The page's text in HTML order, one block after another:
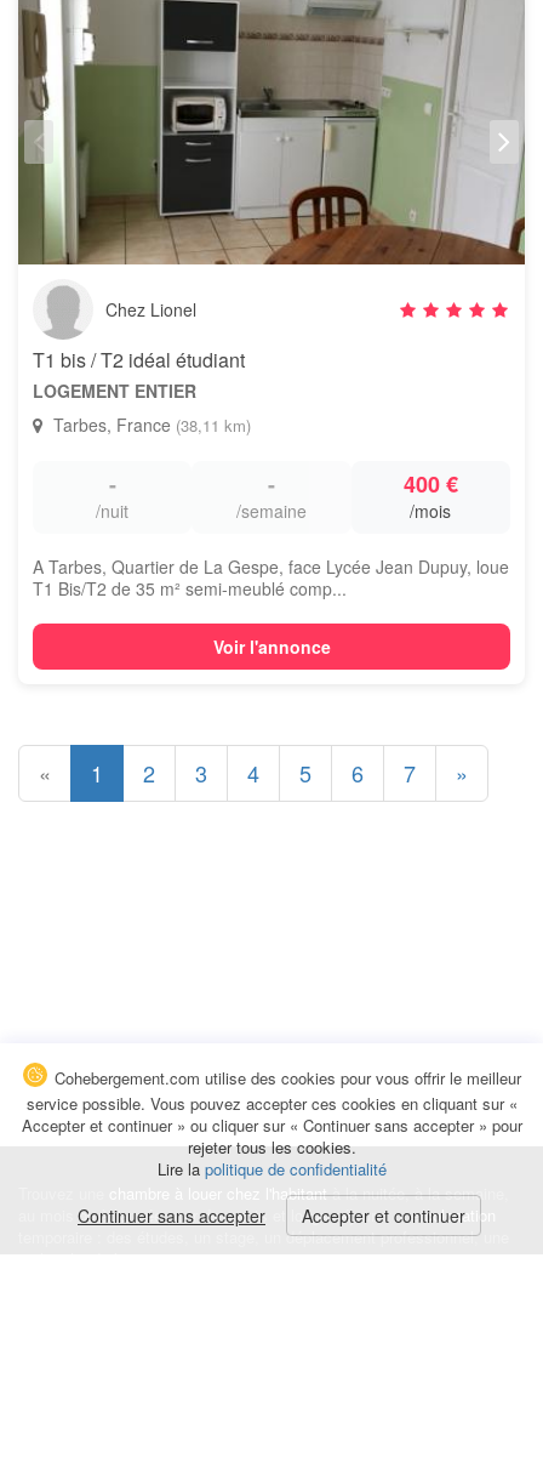
Chez Lionel
T1 bis / T2 idéal étudiant
LOGEMENT ENTIER
Tarbes, France (38,11 km)
-
/nuit
-
/semaine
400 €
/mois
A Tarbes, Quartier de La Gespe, face Lycée Jean Dupuy, loue
T1 Bis/T2 de 35 m² semi-meublé comp...
Voir l'annonce
« 1 2 3 4 5 6 7 »
chambre à louer chez l'habitantà la nuitée, à la semaine,
au mois ou à l'année pour de courts et longs séjours, unecolocation
temporaire : des études, un stage, un déplacement professionnel, une
Cohebergement.com utilise des cookies pour vous offrir le meilleur
service possible. Vous pouvez accepter ces cookies en cliquant sur «
Accepter et continuer » ou cliquer sur « Continuer sans accepter » pour
rejeter tous les cookies.
Lire la politique de confidentialité
Continuer sans accepter Accepter et continuer